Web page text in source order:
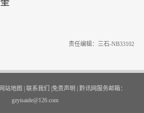
责任编辑：三石-NB33102
网站地图 | 联系我们 |免责声明 | 黔讯网服务邮箱：
gzyisaide@126.com